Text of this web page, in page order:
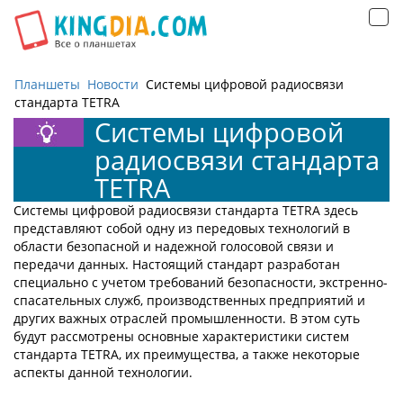
Планшеты Новости Системы цифровой радиосвязи
стандарта TETRA
Системы цифровой
радиосвязи стандарта
TETRA
Системы цифровой радиосвязи стандарта TETRA здесь
представляют собой одну из передовых технологий в
области безопасной и надежной голосовой связи и
передачи данных. Настоящий стандарт разработан
специально с учетом требований безопасности, экстренно-
спасательных служб, производственных предприятий и
других важных отраслей промышленности. В этом суть
будут рассмотрены основные характеристики систем
стандарта TETRA, их преимущества, а также некоторые
аспекты данной технологии.